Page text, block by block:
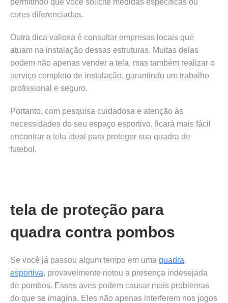
permitindo que você solicite medidas específicas ou
cores diferenciadas.
Outra dica valiosa é consultar empresas locais que
atuam na instalação dessas estruturas. Muitas delas
podem não apenas vender a tela, mas também realizar o
serviço completo de instalação, garantindo um trabalho
profissional e seguro.
Portanto, com pesquisa cuidadosa e atenção às
necessidades do seu espaço esportivo, ficará mais fácil
encontrar a tela ideal para proteger sua quadra de
futebol.
tela de proteção para
quadra contra pombos
Se você já passou algum tempo em uma quadra
esportiva, provavelmente notou a presença indesejada
de pombos. Esses aves podem causar mais problemas
do que se imagina. Eles não apenas interferem nos jogos